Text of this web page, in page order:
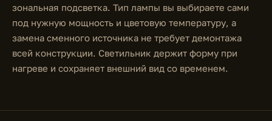
зональная подсветка. Тип лампы вы выбираете сами
под нужную мощность и цветовую температуру, а
замена сменного источника не требует демонтажа
всей конструкции. Светильник держит форму при
нагреве и сохраняет внешний вид со временем.